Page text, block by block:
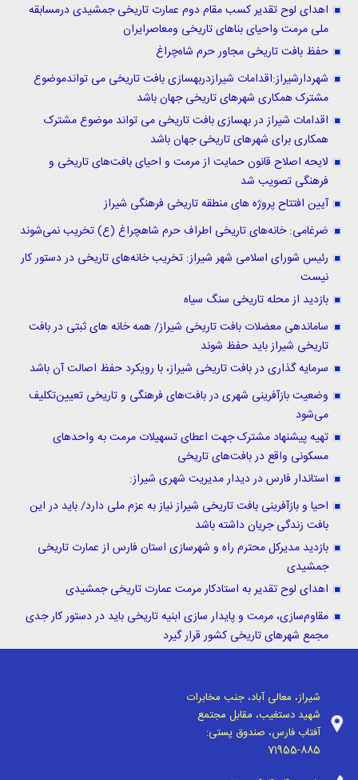
اهدای لوح تقدیر کسب مقام دوم عمارت تاریخی جمشیدی درمسابقه
ملی مرمت واحیای بناهای تاریخی ومعاصرایران
حفظ بافت تاریخی مجاور حرم شاه‌چراغ
شهردارشیراز:اقدامات شیرازدربهسازی بافت تاریخی می تواندموضوع
مشترک همکاری شهرهای تاریخی جهان باشد
اقدامات شیراز در بهسازی بافت تاریخی می تواند موضوع مشترک
همکاری برای شهرهای تاریخی جهان باشد
لایحه اصلاح قانون حمایت از مرمت و احیای بافت‌های تاریخی و
فرهنگی تصویب شد
آیین افتتاح پروژه های منطقه تاریخی فرهنگی شیراز
ضرغامی: خانه‌های تاریخی اطراف حرم شاهچراغ (ع) تخریب نمی‌شوند
رئیس شورای اسلامی شهر شیراز: تخریب خانه‌های تاریخی در دستور کار
نیست
بازدید از محله تاریخی سنگ سیاه
ساماندهی معضلات بافت تاریخی شیراز/ همه خانه های ثبتی در بافت
تاریخی شیراز باید حفظ شوند
سرمایه گذاری در بافت تاریخی شیراز، با رویکرد حفظ اصالت آن باشد
وضعیت بازآفرینی شهری در بافت‌های فرهنگی و تاریخی تعیین‌تکلیف
می‌شود
تهیه پیشنهاد مشترک جهت اعطای تسهیلات مرمت به واحدهای
مسکونی واقع در بافت‌های تاریخی
استاندار فارس در دیدار مدیریت شهری شیراز:
احیا و بازآفرینی بافت تاریخی شیراز نیاز به عزم ملی دارد/ باید در این
بافت زندگی جریان داشته باشد
بازدید مدیرکل محترم راه و شهرسازی استان فارس از عمارت تاریخی
جمشیدی
اهدای لوح تقدیر به استادکار مرمت عمارت تاریخی جمشیدی
مقاوم‌سازی، مرمت و پایدار سازی ابنیه تاریخی باید در دستور کار جدی
مجمع شهرهای تاریخی کشور قرار گیرد
شیراز، معالی آباد، جنب مخابرات
شهید دستغیب، مقابل مجتمع
آفتاب فارس، صندوق پستی:
71955-885